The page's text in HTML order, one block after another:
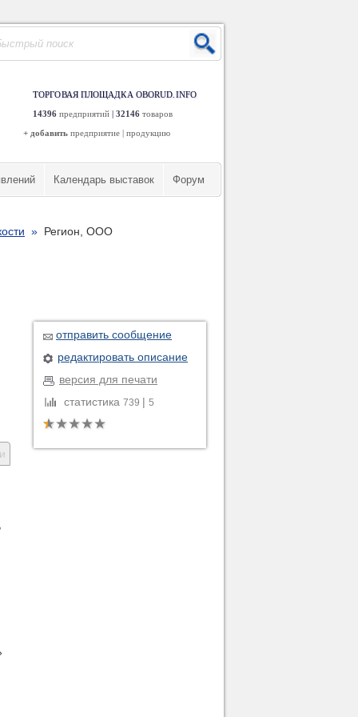
ТОРГОВАЯ ПЛОЩАДКА OBORUD.INFO
14396 предприятий | 32146 товаров
+ добавить предприятие | продукцию
Календарь выставок Форум
» Регион, ООО
отправить сообщение
редактировать описание
версия для печати
статистика 739 | 5